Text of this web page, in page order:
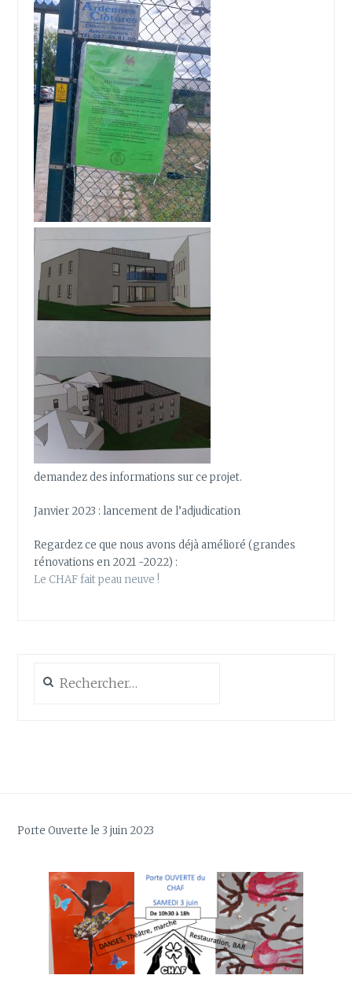
demandez des informations sur ce projet.
Janvier 2023 : lancement de l’adjudication
Regardez ce que nous avons déjà amélioré (grandes
rénovations en 2021 -2022) :
Le CHAF fait peau neuve !
Porte Ouverte le 3 juin 2023